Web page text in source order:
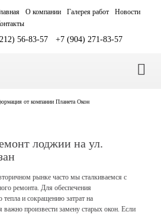
О компании Галерея работ
Новости
56-83-57 +7 (904) 271-83-57
от компании Планета Окон
лоджии на ул.
рынке часто мы сталкиваемся с
ремонта. Для обеспечения
тепла и сокращению затрат на
произвести замену старых окон. Если